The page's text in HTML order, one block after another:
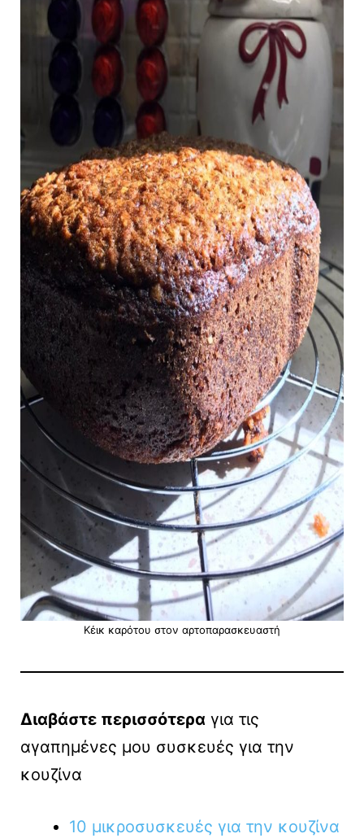
Κέικ καρότου στον αρτοπαρασκευαστή
Διαβάστε περισσότερα για τις
αγαπημένες μου συσκευές για την
κουζίνα
10 μικροσυσκευές για την κουζίνα